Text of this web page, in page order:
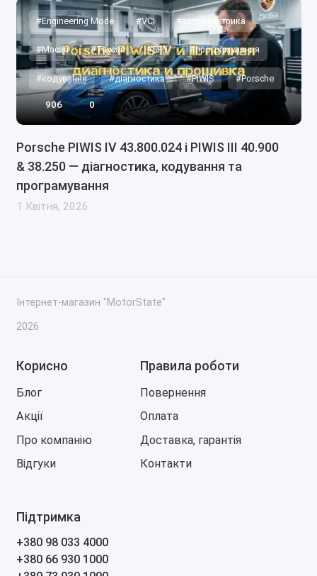
#Engineering Mode #VCI #автоелектрика
#Macan #Taycan #SFD #програмування
#кодування #діагностика #PIWIS #Porsche
906 0
Porsche PIWIS IV 43.800.024 і PIWIS III 40.900
& 38.250 — діагностика, кодування та
програмування
1 Квітня, 2026
Інтернет-магазин "MotorState"
2026
Корисно
Блог
Акції
Про компанію
Відгуки
Правила роботи
Повернення
Оплата
Доставка, гарантія
Контакти
Підтримка
+380 98 033 4000
+380 66 930 1000